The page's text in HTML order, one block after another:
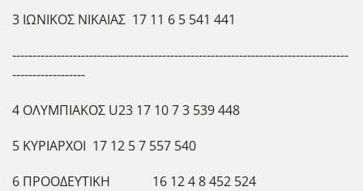
3 ΙΩΝΙΚΟΣ ΝΙΚΑΙΑΣ 17 11 6 5 541 441
-----------------------------------------------------------------------------------
------------------
4 ΟΛΥΜΠΙΑΚΟΣ U23 17 10 7 3 539 448
5 ΚΥΡΙΑΡΧΟΙ 17 12 5 7 557 540
6 ΠΡΟΟΔΕΥΤΙΚΗ 16 12 4 8 452 524